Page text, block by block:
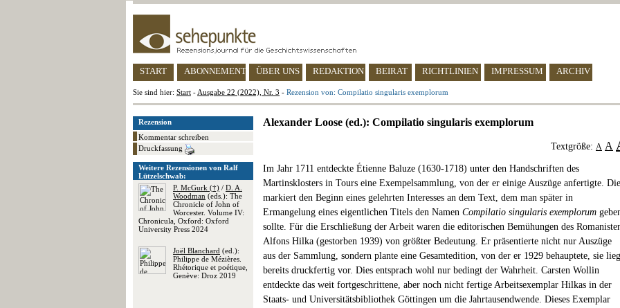
START ABONNEMENT ÜBER UNS REDAKTION BEIRAT RICHTLINIEN IMPRESSUM ARCHIV
Sie sind hier: Start - Ausgabe 22 (2022), Nr. 3 - Rezension von: Compilatio singularis exemplorum
Rezension
Kommentar schreiben
Druckfassung
Weitere Rezensionen von Ralf
Lützelschwab:
P. McGurk (†) / D. A.
Woodman (eds.): The
Chronicle of John of
Worcester. Volume IV:
Chronicula, Oxford: Oxford
University Press 2024
Joël Blanchard (ed.):
Philippe de Mézières.
Rhétorique et poétique,
Genève: Droz 2019
Alexander Loose (ed.): Compilatio singularis exemplorum
Textgröße: A A
Im Jahr 1711 entdeckte Étienne Baluze (1630-1718) unter den Handschriften des
Martinsklosters in Tours eine Exempelsammlung, von der er einige Auszüge anfertigte.
markiert den Beginn eines gelehrten Interesses an dem Text, dem man später in
Ermangelung eines eigentlichen Titels den Namen Compilatio singularis exemplorum
sollte. Für die Erschließung der Arbeit waren die editorischen Bemühungen des
Alfons Hilka (gestorben 1939) von größter Bedeutung. Er präsentierte nicht nur Auszüge
aus der Sammlung, sondern plante eine Gesamtedition, von der er 1929 behauptete, sie
bereits druckfertig vor. Dies entsprach wohl nur bedingt der Wahrheit. Carsten Wollin
entdeckte das weit fortgeschrittene, aber noch nicht fertige Arbeitsexemplar Hilkas in der
Staats- und Universitätsbibliothek Göttingen um die Jahrtausendwende. Dieses Exemplar